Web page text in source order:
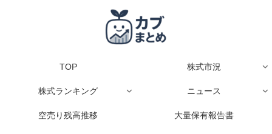
TOP 株式市況
株式ランキング ニュース
空売り残高推移 大量保有報告書